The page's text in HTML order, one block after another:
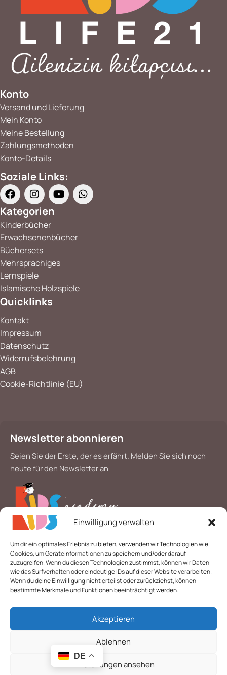
Einwilligung verwalten
Um dir ein optimales Erlebnis zu bieten, verwenden wir Technologien wie
Cookies, um Geräteinformationen zu speichern und/oder darauf
zuzugreifen. Wenn du diesen Technologien zustimmst, können wir Daten
wie das Surfverhalten oder eindeutige IDs auf dieser Website verarbeiten.
Wenn du deine Einwilligung nicht erteilst oder zurückziehst, können
bestimmte Merkmale und Funktionen beeinträchtigt werden.
Akzeptieren
Ablehnen
Einstellungen ansehen
Konto
Versand und Lieferung
Mein Konto
Meine Bestellung
Zahlungsmethoden
Konto-Details
Soziale Links:
Kategorien
Kinderbücher
Erwachsenenbücher
Büchersets
Mehrsprachiges
Lernspiele
Islamische Holzspiele
Quicklinks
Kontakt
Impressum
Datenschutz
Widerrufsbelehrung
AGB
Cookie-Richtlinie (EU)
Newsletter abonnieren
Seien Sie der Erste, der es erfährt. Melden Sie sich noch
heute für den Newsletter an
E-Mail*
© 2026 Alle Rechte vorbehalten. | Layout & technische
muslimisches
Mitmachbuch19.95 €
noch 2
vorrätig
DE